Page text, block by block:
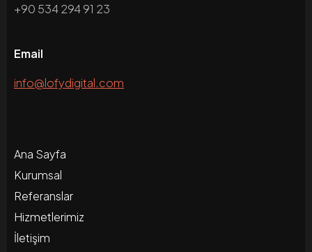
+90 534 294 91 23
Email
info@lofydigital.com
Ana Sayfa
Kurumsal
Referanslar
Hizmetlerimiz
İletişim